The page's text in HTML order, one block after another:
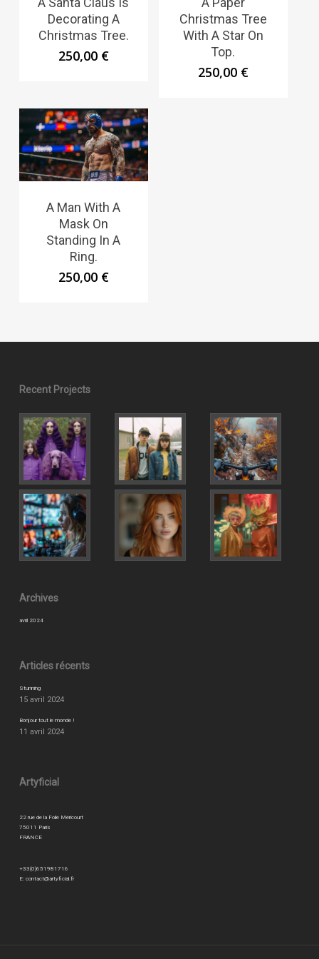
Decorating A
Christmas Tree.
250,00 €
Christmas Tree
With A Star On
Top.
250,00 €
A Man With A
Mask On
Standing In A
Ring.
250,00 €
Recent Projects
Archives
avril 2024
Articles récents
Stunning
15 avril 2024
Bonjour tout le monde !
11 avril 2024
Artyficial
22 rue de la Folie Méricourt
75011 Paris
FRANCE
+33(0)651981716
E: contact@artyficial.fr